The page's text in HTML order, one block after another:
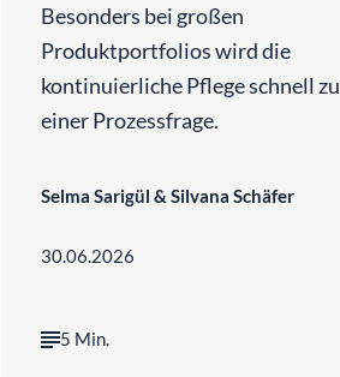
Besonders bei großen
Produktportfolios wird die
kontinuierliche Pflege schnell zu
einer Prozessfrage.
Selma Sarigül & Silvana Schäfer
30.06.2026
5 Min.